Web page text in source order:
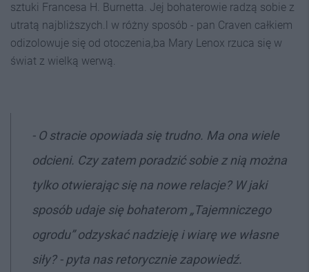
sztuki Francesa H. Burnetta. Jej bohaterowie radzą sobie z
utratą najbliższych.l w różny sposób - pan Craven całkiem
odizolowuje się od otoczenia,ba Mary Lenox rzuca się w
świat z wielką werwą.
- O stracie opowiada się trudno. Ma ona wiele
odcieni. Czy zatem poradzić sobie z nią można
tylko otwierając się na nowe relacje? W jaki
sposób udaje się bohaterom „Tajemniczego
ogrodu” odzyskać nadzieję i wiarę we własne
siły? - pyta nas retorycznie zapowiedź.